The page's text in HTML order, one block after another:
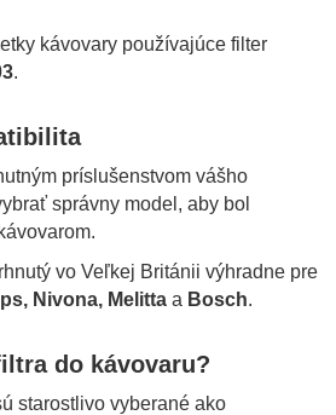
kávovary používajúce filter
.
príslušenstvom vášho
správny model, aby bol
vo Veľkej Británii výhradne pre
Nivona, Melitta a Bosch.
do kávovaru?
starostlivo vyberané ako